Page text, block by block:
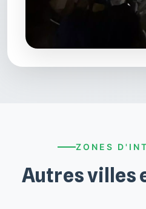
ZONES
Autres villes